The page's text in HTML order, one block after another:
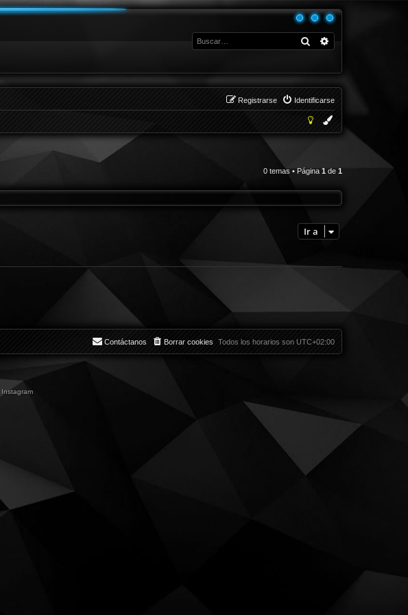
Buscar
Identificarse
Registrarse
0 temas • Página 1 de 1
Ir a
Todos los horarios son UTC+02:00
Borrar cookies
Contáctanos
Instagram